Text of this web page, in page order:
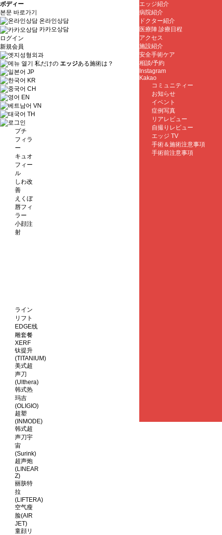
ボディー
본문 바로가기
온라인상담
카카오상담
ログイン
新規会員
私だけの エッジある施術は？
JP
KR
CH
EN
VN
TH
プチ
フィラ
ー
キュオ
フィー
ル
しわ改
善
えくぼ
唇フィ
ラー
小顔注
射
ライン
リフト
EDGE线
雕套餐
XERF
钛提升
(TITANIUM)
美式超
声刀
(Ulthera)
韩式热
玛吉
(OLIGIO)
超塑
(INMODE)
韩式超
声刀宇
宙
(Surink)
超声炮
(LINEAR
Z)
丽肤特
拉
(LIFTERA)
空气瘦
脸(AIR
JET)
童顔リ
エッジ紹介
病院紹介
ドクター紹介
医療陣 診療日程
アクセス
施設紹介
安全手術ケア
相談/予約
Instagram
Kakao
コミュニティー
お知らせ
イベント
症例写真
リアレビュー
自撮りレビュー
エッジ TV
手術＆施術注意事項
手術前注意事項